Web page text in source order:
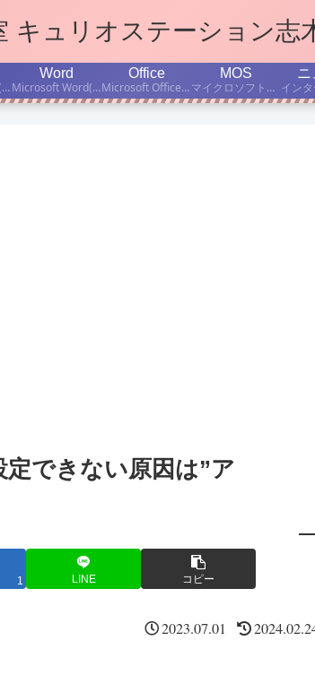
キュリオステーション志
Microsoft Excel(エクセル)学習のポイント、ちょっと便利な小技などをご紹介します。
Word
Microsoft Word(ワード)学習のポイント、ちょっと便利な小技などをご紹介します。
Office
Microsoft Office(オフィス)の使い方、学習のポイント、ちょっと便利な小技などをご紹介します。
MOS
マイクロソフト公認資格「Microsoft Office Specialist」取得を目指す方のために、MOS有資格者の当店インストラクターが、資格試験対策・学習法などについて書いています。
ニ
できない原因は”ア
1 LINE コピー
2023.07.01